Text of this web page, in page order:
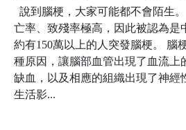
說到腦梗，大家可能都不會陌生
亡率、致殘率極高，因此被認為是
約有150萬以上的人突發腦梗。 腦
種原因，讓腦部血管出現了血流上
缺血，以及相應的組織出現了神經
生活影...